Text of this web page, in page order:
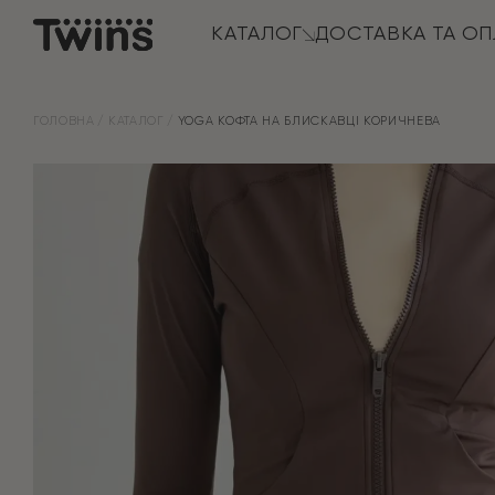
КАТАЛОГ ДОСТАВКА ТА
ГОЛОВНА КАТАЛОГ YOGA КОФТА НА БЛИСКАВЦІ КОРИЧНЕВА